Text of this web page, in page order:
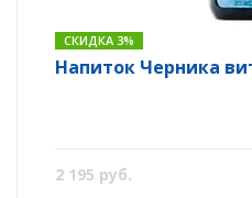
СКИДКА 3%
Напиток Черника
2 195 руб.